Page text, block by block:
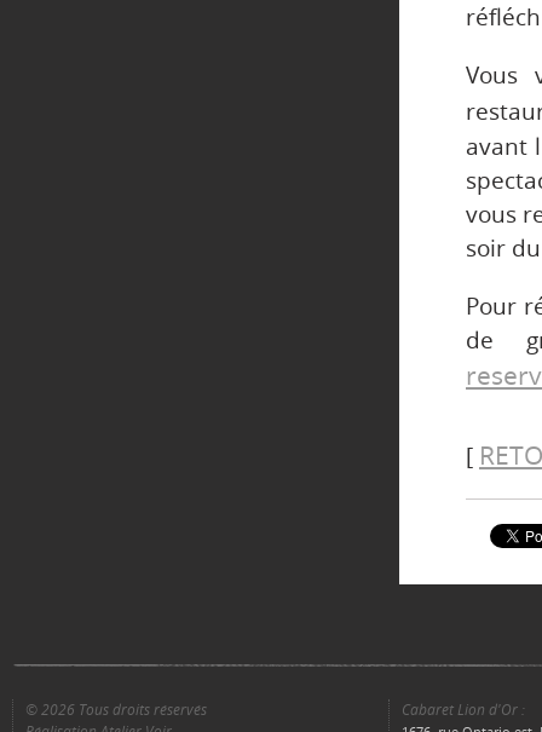
Vous
avant
vous
soir
Pour
de
[
© 2026 Tous droits réservés
Cabaret Lion d'Or :